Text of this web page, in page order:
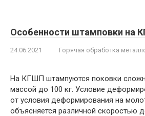
Особенности штамповки на
24.06.2021 Горячая обработка
На КГШП штампуются поковки
массой до 100 кг. Условие
от условия деформирования на
объясняется различной скоростью